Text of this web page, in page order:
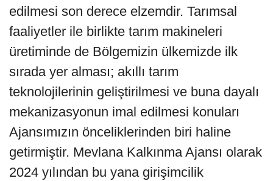
edilmesi son derece elzemdir. Tarımsal
faaliyetler ile birlikte tarım makineleri
üretiminde de Bölgemizin ülkemizde ilk
sırada yer alması; akıllı tarım
teknolojilerinin geliştirilmesi ve buna dayalı
mekanizasyonun imal edilmesi konuları
Ajansımızın önceliklerinden biri haline
getirmiştir. Mevlana Kalkınma Ajansı olarak
2024 yılından bu yana girişimcilik